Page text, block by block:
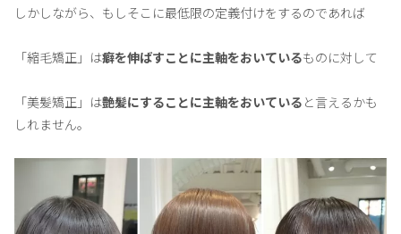
しかしながら、もしそこに最低限の定義付けをするのであれば
「縮毛矯正」は癖を伸ばすことに主軸をおいているものに対して
「美髪矯正」は艶髪にすることに主軸をおいている と言えるかも
しれません。